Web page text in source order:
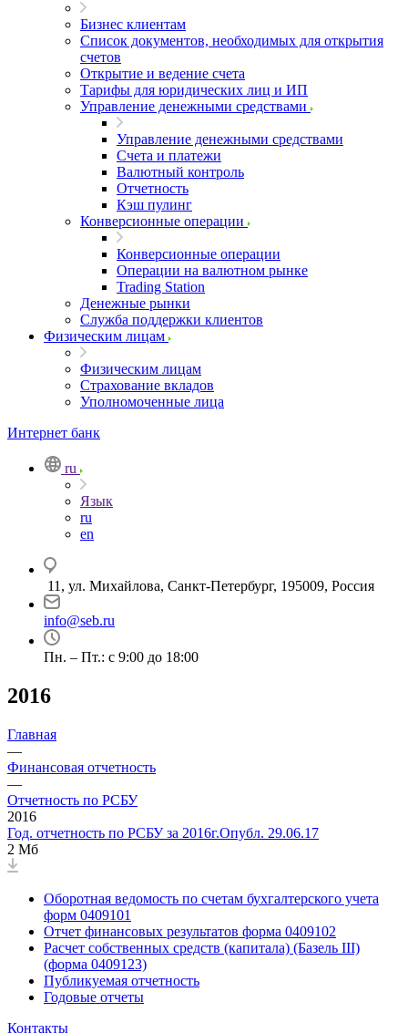
Бизнес клиентам
Список документов, необходимых для открытия
счетов
Открытие и ведение счета
Тарифы для юридических лиц и ИП
Управление денежными средствами
Управление денежными средствами
Счета и платежи
Валютный контроль
Отчетность
Кэш пулинг
Конверсионные операции
Конверсионные операции
Операции на валютном рынке
Trading Station
Денежные рынки
Служба поддержки клиентов
Физическим лицам
Физическим лицам
Страхование вкладов
Уполномоченные лица
Интернет банк
ru
Язык
ru
en
11, ул. Михайлова, Санкт-Петербург, 195009, Россия
info@seb.ru
Пн. – Пт.: с 9:00 до 18:00
2016
Главная
—
Финансовая отчетность
—
Отчетность по РСБУ
2016
Год. отчетность по РСБУ за 2016г.Опубл. 29.06.17
2 Мб
Оборотная ведомость по счетам бухгалтерского учета
форм 0409101
Отчет финансовых результатов форма 0409102
Расчет собственных средств (капитала) (Базель III)
(форма 0409123)
Публикуемая отчетность
Годовые отчеты
Контакты